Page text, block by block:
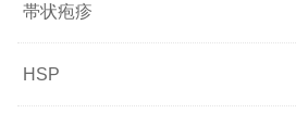
帯状疱疹
HSP